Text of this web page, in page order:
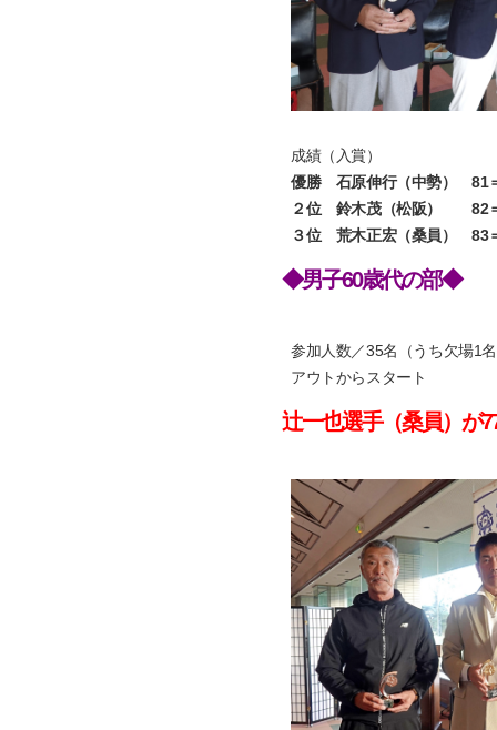
成績（入賞）
優勝 石原伸行（中勢） 81
２位 鈴木茂（松阪） 82
３位 荒木正宏（桑員） 83
◆男子60歳代の部◆
参加人数／35名（うち欠場1
アウトからスタート
辻一也選手（桑員）が